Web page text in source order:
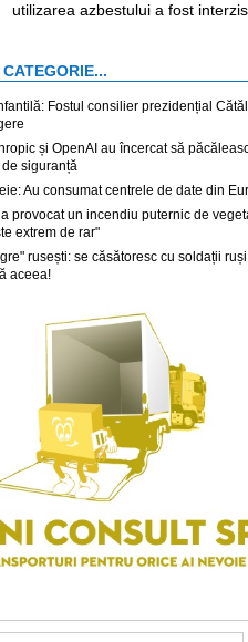
utilizarea azbestului a fost
Fostul consilier prezidențial
și OpenAI au încercat să
siguranță
Au consumat centrele de date din
provocat un incendiu puternic de
extrem de rar"
rusești: se căsătoresc cu soldații
aceea!